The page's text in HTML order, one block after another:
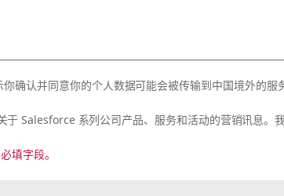
确认并同意你的个人数据可能会被传输到中国境外的
于 Salesforce 系列公司产品、服务和活动的营销讯息。
填字段。